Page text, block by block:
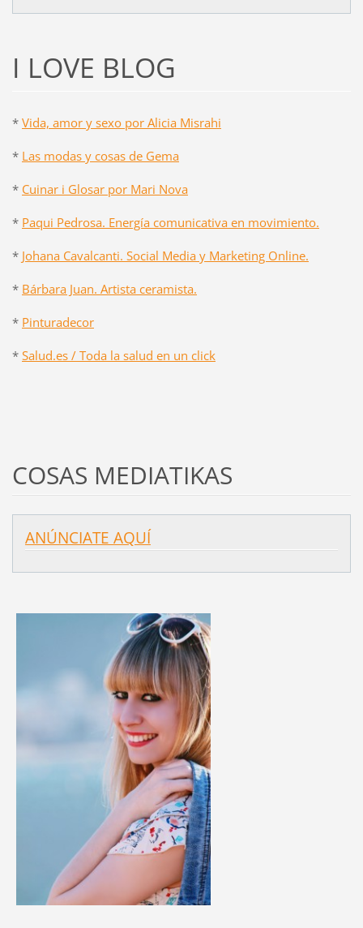
I LOVE BLOG
* Vida, amor y sexo por Alicia Misrahi
* Las modas y cosas de Gema
* Cuinar i Glosar por Mari Nova
* Paqui Pedrosa. Energía comunicativa en movimiento.
* Johana Cavalcanti. Social Media y Marketing Online.
* Bárbara Juan. Artista ceramista.
* Pinturadecor
* Salud.es / Toda la salud en un click
COSAS MEDIATIKAS
ANÚNCIATE AQUÍ